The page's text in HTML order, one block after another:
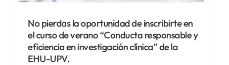
No pierdas la oportunidad de inscribirte en
el curso de verano “Conducta responsable y
eficiencia en investigación clínica” de la
EHU-UPV.